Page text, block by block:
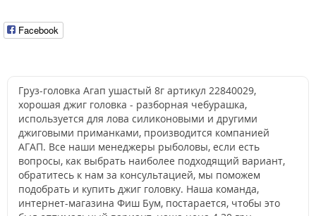
Facebook
Груз-головка Агап ушастый 8г артикул 22840029,
хорошая джиг головка - разборная чебурашка,
используется для лова силиконовыми и другими
джиговыми приманками, производится компанией
АГАП. Все наши менеджеры рыболовы, если есть
вопросы, как выбрать наиболее подходящий вариант,
обратитесь к нам за консультацией, мы поможем
подобрать и купить джиг головку. Наша команда,
интернет-магазина Фиш Бум, постарается, чтобы это